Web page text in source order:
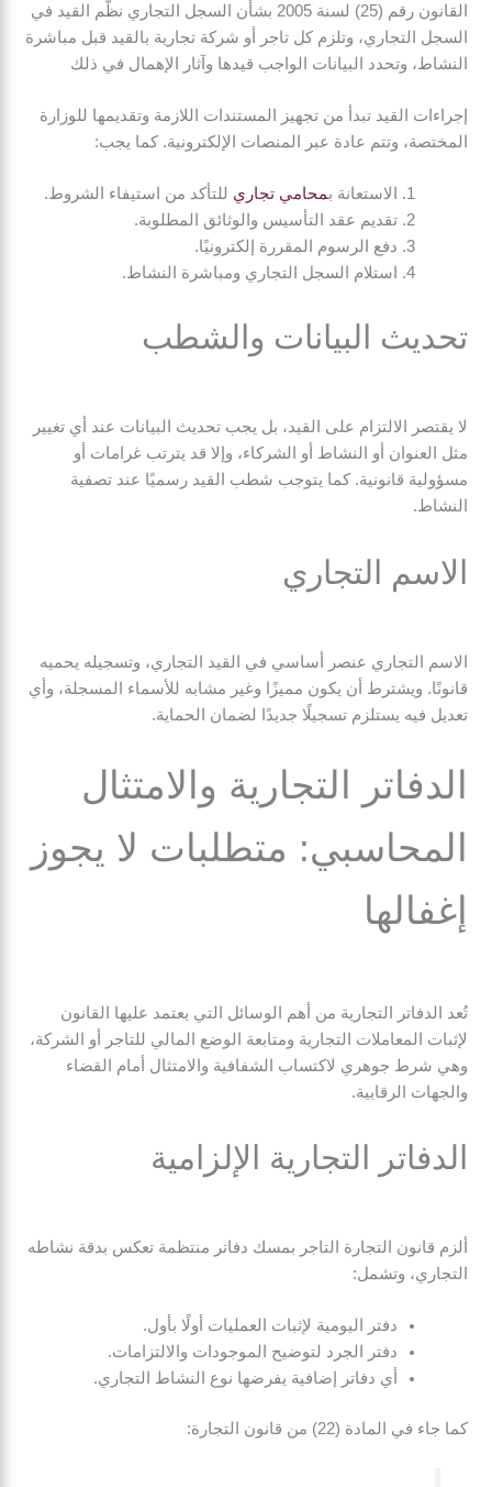
القانون رقم (25) لسنة 2005 بشأن السجل التجاري نظّم القيد في
السجل التجاري، وتلزم كل تاجر أو شركة تجارية بالقيد قبل مباشرة
النشاط، وتحدد البيانات الواجب قيدها وآثار الإهمال في ذلك
إجراءات القيد تبدأ من تجهيز المستندات اللازمة وتقديمها للوزارة
المختصة، وتتم عادة عبر المنصات الإلكترونية. كما يجب:
الاستعانة بمحامي تجاري للتأكد من استيفاء الشروط.
تقديم عقد التأسيس والوثائق المطلوبة.
دفع الرسوم المقررة إلكترونيًا.
استلام السجل التجاري ومباشرة النشاط.
تحديث البيانات والشطب
لا يقتصر الالتزام على القيد، بل يجب تحديث البيانات عند أي تغيير
مثل العنوان أو النشاط أو الشركاء، وإلا قد يترتب غرامات أو
مسؤولية قانونية. كما يتوجب شطب القيد رسميًا عند تصفية
النشاط.
الاسم التجاري
الاسم التجاري عنصر أساسي في القيد التجاري، وتسجيله يحميه
قانونًا. ويشترط أن يكون مميزًا وغير مشابه للأسماء المسجلة، وأي
تعديل فيه يستلزم تسجيلًا جديدًا لضمان الحماية.
الدفاتر التجارية والامتثال
المحاسبي: متطلبات لا يجوز
إغفالها
تُعد الدفاتر التجارية من أهم الوسائل التي يعتمد عليها القانون
لإثبات المعاملات التجارية ومتابعة الوضع المالي للتاجر أو الشركة،
وهي شرط جوهري لاكتساب الشفافية والامتثال أمام القضاء
والجهات الرقابية.
الدفاتر التجارية الإلزامية
ألزم قانون التجارة التاجر بمسك دفاتر منتظمة تعكس بدقة نشاطه
التجاري، وتشمل:
دفتر اليومية لإثبات العمليات أولًا بأول.
دفتر الجرد لتوضيح الموجودات والالتزامات.
أي دفاتر إضافية يفرضها نوع النشاط التجاري.
كما جاء في المادة (22) من قانون التجارة: